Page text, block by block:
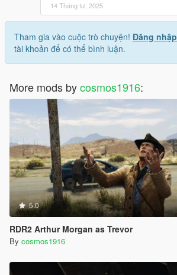
14 Tháng tư, 2025
Tham gia vào cuộc trò chuyện! Đăng nhập
tài khoản để có thể bình luận.
More mods bycosmos1916:
5.0
RDR2 Arthur Morgan as Trevor
By cosmos1916